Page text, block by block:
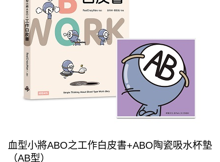
血型小將ABO之工作白皮書+ABO陶瓷吸水杯墊
（AB型）